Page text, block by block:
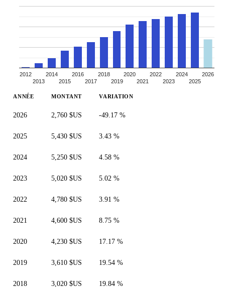
2012
2013
2014
2015
2016
2017
2018
2019
2020
2021
2022
2023
2024
2025
2026
ANNÉE MONTANT VARIATION
2026 2,760 $US -49.17 %
2025 5,430 $US 3.43 %
2024 5,250 $US 4.58 %
2023 5,020 $US 5.02 %
2022 4,780 $US 3.91 %
2021 4,600 $US 8.75 %
2020 4,230 $US 17.17 %
2019 3,610 $US 19.54 %
2018 3,020 $US 19.84 %